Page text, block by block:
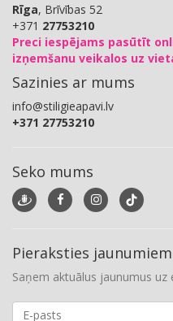
Rīga, Brīvības 52
+371 27753210
Preci iespējams pasūtīt
izņemšanu veikalos uz
Sazinies ar mums
info@stiligieapavi.lv
+371 27753210
Seko mums
Pieraksties jaunumiem
Saņem aktuālus jaunumus uz